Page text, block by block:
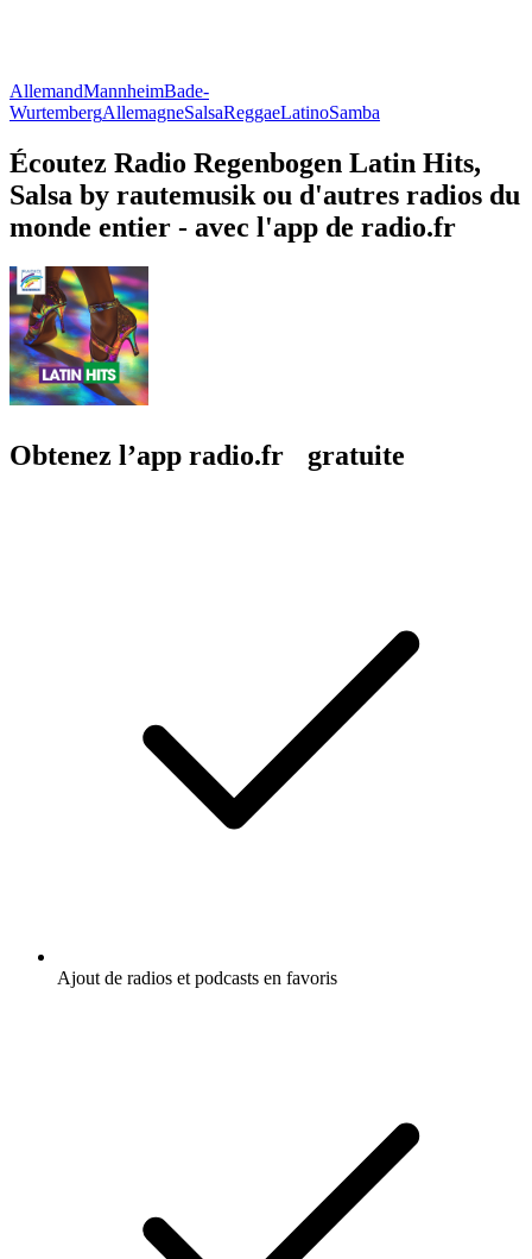
AllemandMannheimBade-
WurtembergAllemagneSalsaReggaeLatinoSamba
Écoutez Radio Regenbogen Latin Hits,
Salsa by rautemusik ou d'autres radios du
monde entier - avec l'app de radio.fr
Obtenez l’app radio.fr gratuite
Ajout de radios et podcasts en favoris